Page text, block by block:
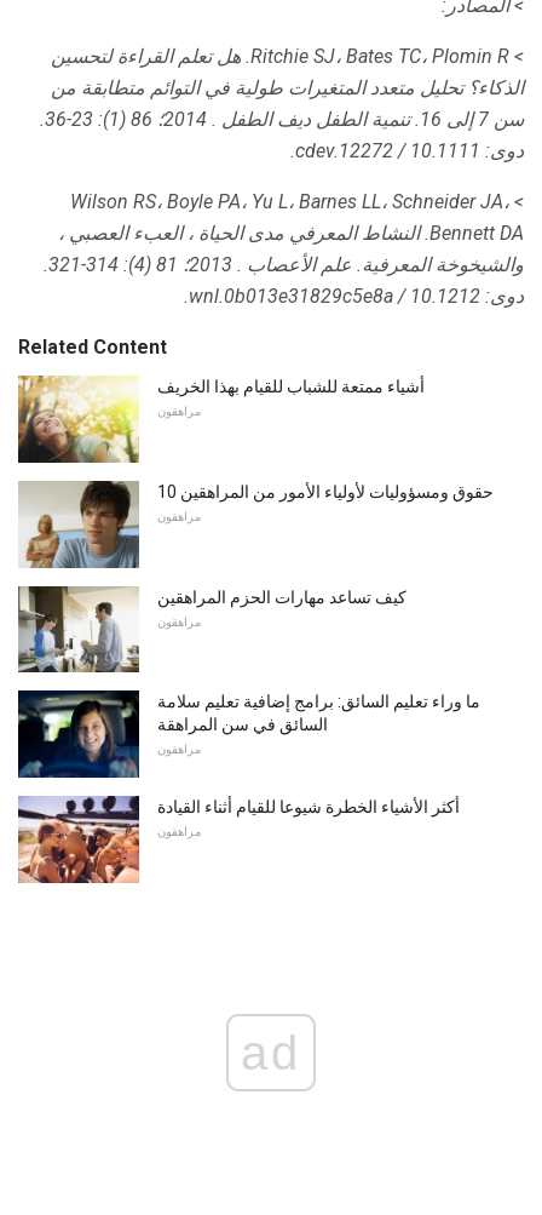
> المصادر:
> Ritchie SJ، Bates TC، Plomin R. هل تعلم القراءة لتحسين
الذكاء؟ تحليل متعدد المتغيرات طولية في التوائم متطابقة من
سن 7 إلى 16.
تنمية الطفل ديف الطفل . 2014؛ 86 (1): 23-36.
دوى: 10.1111 / cdev.12272.
> Wilson RS، Boyle PA، Yu L، Barnes LL، Schneider JA،
Bennett DA. النشاط المعرفي مدى الحياة ، العبء العصبي ،
والشيخوخة المعرفية. علم الأعصاب . 2013؛ 81 (4): 314-321.
دوى: 10.1212 / wnl.0b013e31829c5e8a.
Related Content
أشياء ممتعة للشباب للقيام بهذا الخريف
مراهقون
10 حقوق ومسؤوليات لأولياء الأمور من المراهقين
مراهقون
كيف تساعد مهارات الحزم المراهقين
مراهقون
ما وراء تعليم السائق: برامج إضافية تعليم سلامة
السائق في سن المراهقة
مراهقون
أكثر الأشياء الخطرة شيوعا للقيام أثناء القيادة
مراهقون
ad